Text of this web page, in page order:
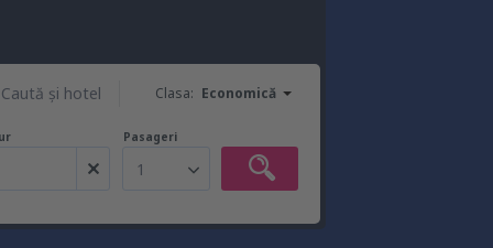
Clasa: Economică
Caută şi hotel
Pasageri
1